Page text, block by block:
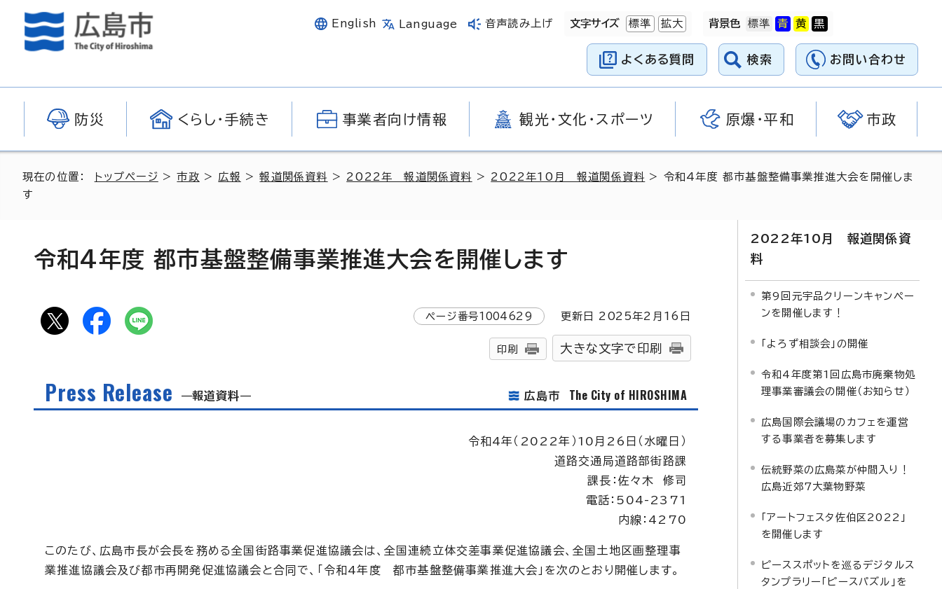
English Language 音声読み上げ 文字サイズ 標準 拡大 背景色
よくある質問 検索 お問い合わせ
防災 くらし・手続き 事業者向け情報 観光・文化・スポーツ 原爆・平和 市政
現在の位置： トップページ >市政 > 広報 >報道関係資料 > 2022年 報道関係資料 > 2022年10月 報道関係資料 > 令和4年度 都市基盤整備事業推進大会を開催しま
す
令和4年度 都市基盤整備事業推進大会を開催します
ページ番号1004629 更新日 2025年2月 16 日
印刷 大きな文字で印刷
Press Release 報道資料 広島市 The City of HIROSHIMA
令和4年（2022年）10月26日（水曜日）
道路交通局道路部街路課
課長：佐々木 修司
電話：504-2371
内線：4270
このたび、広島市長が会長を務める全国街路事業促進協議会は、全国連続立体交差事業促進協議会、全国土地区画整理事
業推進協議会及び都市再開発促進協議会と合同で、「令和4年度 都市基盤整備事業推進大会」を次のとおり開催します。
2022年10月 報道関係資
料
第9回元宇品クリーンキャンペー
ンを開催します！
「よろず相談会」の開催
令和4年度第1回広島市廃棄物処
理事業審議会の開催（お知らせ）
広島国際会議場のカフェを運営
する事業者を募集します
伝統野菜の広島菜が仲間入り！
広島近郊7大葉物野菜
「アートフェスタ佐伯区2022」
を開催します
ピーススポットを巡るデジタルス
タンプラリー「ピースパズル」を